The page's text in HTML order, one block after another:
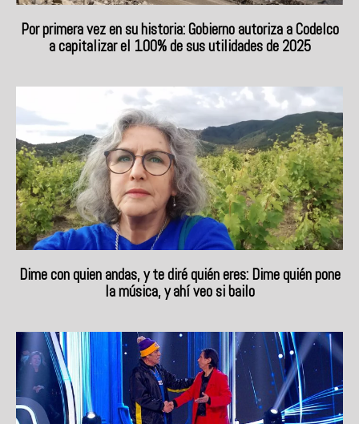
Por primera vez en su historia: Gobierno autoriza a Codelco
a capitalizar el 100% de sus utilidades de 2025
Dime con quien andas, y te diré quién eres: Dime quién pone
la música, y ahí veo si bailo